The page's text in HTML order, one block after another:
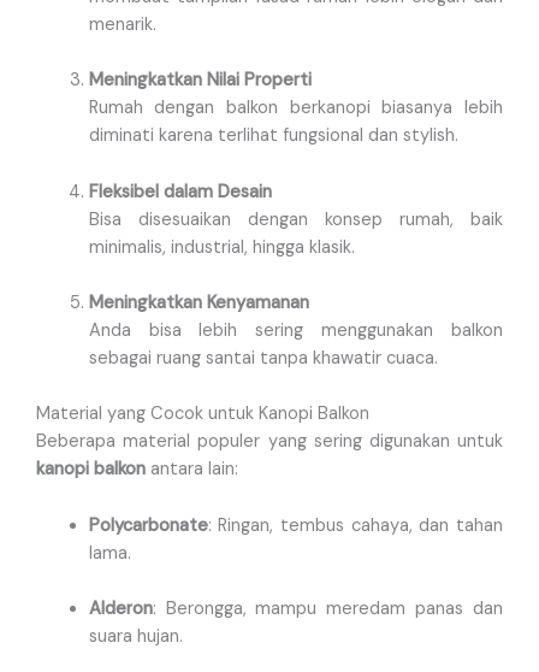
menarik.
Meningkatkan Nilai Properti
Rumah dengan balkon berkanopi biasanya lebih
diminati karena terlihat fungsional dan stylish.
Fleksibel dalam Desain
Bisa disesuaikan dengan konsep rumah, baik
minimalis, industrial, hingga klasik.
Meningkatkan Kenyamanan
Anda bisa lebih sering menggunakan balkon
sebagai ruang santai tanpa khawatir cuaca.
Material yang Cocok untuk Kanopi Balkon
Beberapa material populer yang sering digunakan untuk
kanopi balkon antara lain:
Polycarbonate: Ringan, tembus cahaya, dan tahan
lama.
Alderon: Berongga, mampu meredam panas dan
suara hujan.